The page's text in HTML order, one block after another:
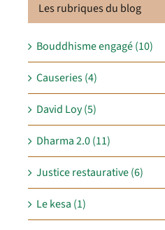
Les rubriques du blog
Bouddhisme engagé (10)
Causeries (4)
David Loy (5)
Dharma 2.0 (11)
Justice restaurative (6)
Le kesa (1)